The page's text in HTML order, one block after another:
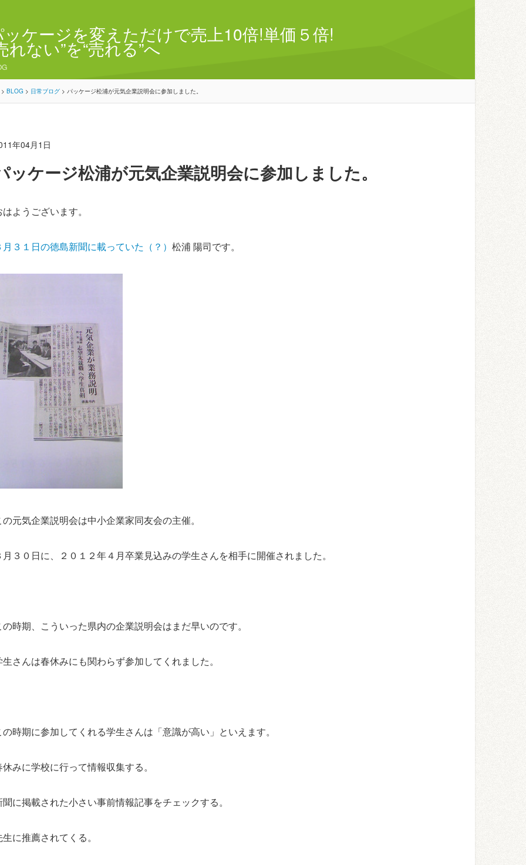
ケージを変えただけで売上10倍!単価５倍!
れない”を“売れる”へ
> BLOG > 日常ブログ > パッケージ松浦が元気企業説明会に参加しました。
年04月1日
ッケージ松浦が元気企業説明会に参加しました。
ようございます。
月３１日の徳島新聞に載っていた（？） 松浦 陽司です。
の元気企業説明会は中小企業家同友会の主催。
月３０日に、２０１２年４月卒業見込みの学生さんを相手に開催されました。
の時期、こういった県内の企業説明会はまだ早いのです。
生さんは春休みにも関わらず参加してくれました。
の時期に参加してくれる学生さんは「意識が高い」といえます。
休みに学校に行って情報収集する。
聞に掲載された小さい事前情報記事をチェックする。
生に推薦されてくる。